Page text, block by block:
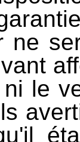
ne
le